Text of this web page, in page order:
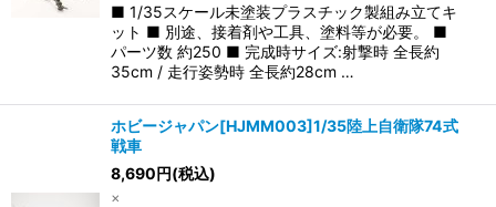
■ 1/35スケール未塗装プラスチック製組み立てキ
ット ■ 別途、接着剤や工具、塗料等が必要。 ■
パーツ数 約250 ■ 完成時サイズ:射撃時 全長約
35cm / 走行姿勢時 全長約28cm …
ホビージャパン[HJMM003]1/35陸上自衛隊74式
戦車
8,690円(税込)
×